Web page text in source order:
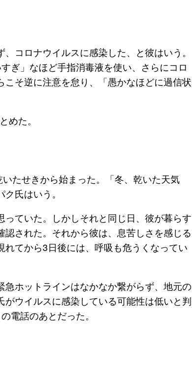
コロナウイルスに感染した、と彼はいう。
ぎ」なほど手指消毒液を使い、さらにコロ
そ逆に注意を怠り、「愚かなほどに過信状
めた。
たせきから始まった。「冬、乾いた天気
氏はいう。
ていた。しかしそれと同じ日、彼が暮らす
された。それから彼は、息苦しさを感じる
てから3日後には、呼吸も危うくなってい
ホットラインはなかなか繋がらず、地元の
ウイルスに感染している可能性は低いと判
電話のあとだった。